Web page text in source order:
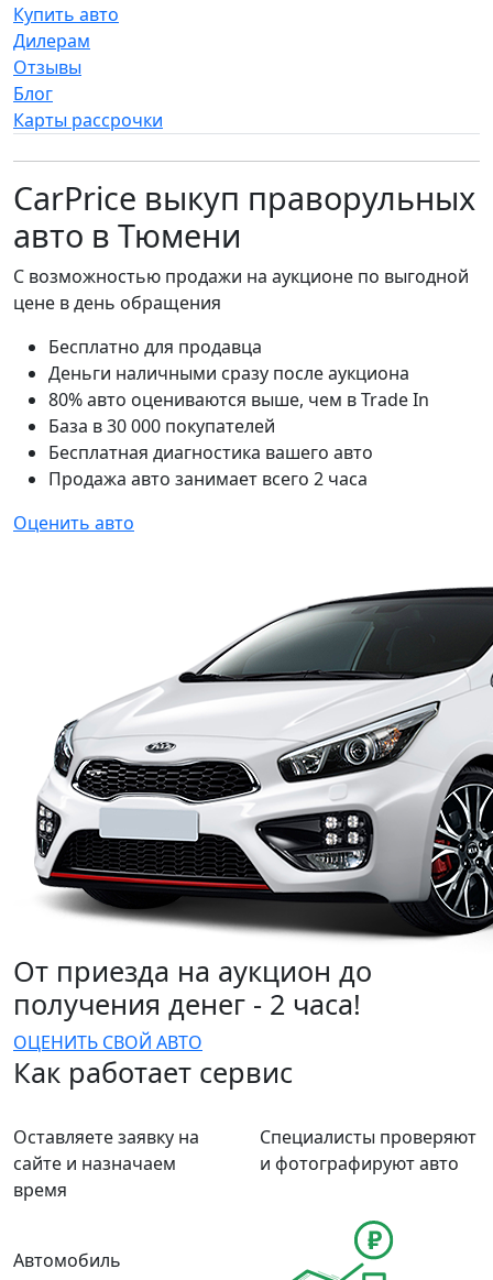
Купить авто
Дилерам
Отзывы
Блог
Карты рассрочки
CarPrice выкуп праворульных
авто в Тюмени
С возможностью продажи на аукционе по выгодной
цене в день обращения
Бесплатно для продавца
Деньги наличными сразу после аукциона
80% авто оцениваются выше, чем в Trade In
База в 30 000 покупателей
Бесплатная диагностика вашего авто
Продажа авто занимает всего 2 часа
Оценить авто
От приезда на аукцион до
получения денег - 2 часа!
ОЦЕНИТЬ СВОЙ АВТО
Как работает сервис
Оставляете заявку на
сайте и назначаем
время
Специалисты проверяют
и фотографируют авто
Автомобиль